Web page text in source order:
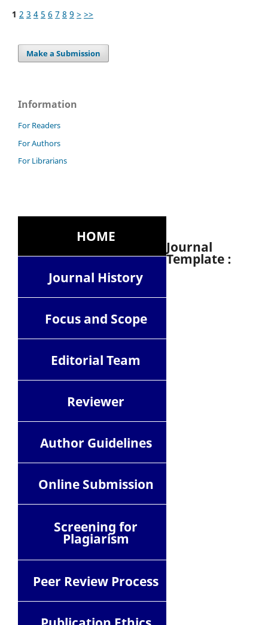
1 2 3 4 5 6 7 8 9 > >>
Make a Submission
Information
For Readers
For Authors
For Librarians
HOME
Journal History
Focus and Scope
Editorial Team
Reviewer
Author Guidelines
Online Submission
Screening for
Plagiarism
Peer Review Process
Journal
Template :